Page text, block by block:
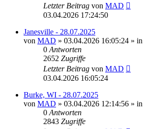
Letzter Beitrag von MAD
03.04.2026 17:24:50
Janesville - 28.07.2025
von MAD » 03.04.2026 16:05:24 » in
0 Antworten
2652 Zugriffe
Letzter Beitrag von MAD
03.04.2026 16:05:24
Burke, WI - 28.07.2025
von MAD » 03.04.2026 12:14:56 » in
0 Antworten
2843 Zugriffe